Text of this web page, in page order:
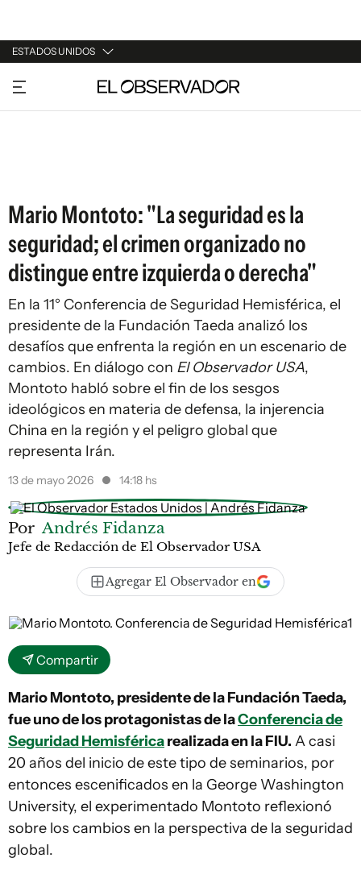
ESTADOS UNIDOS
URUGUAY
ARGENTINA
Mario Montoto: "La seguridad es la
seguridad; el crimen organizado no
distingue entre izquierda o derecha"
En la 11° Conferencia de Seguridad Hemisférica, el
presidente de la Fundación Taeda analizó los
desafíos que enfrenta la región en un escenario de
cambios. En diálogo con El Observador USA,
Montoto habló sobre el fin de los sesgos
ideológicos en materia de defensa, la injerencia
China en la región y el peligro global que
representa Irán.
13 de mayo 2026 14:18 hs
Por Andrés Fidanza
Jefe de Redacción de El Observador USA
Agregar El Observador en
Compartir
Mario Montoto, presidente de la Fundación Taeda,
fue uno de los protagonistas de laConferencia de
Seguridad Hemisféricarealizada en la FIU. A casi
20 años del inicio de este tipo de seminarios, por
entonces escenificados en la George Washington
University, el experimentado Montoto reflexionó
sobre los cambios en la perspectiva de la seguridad
global.